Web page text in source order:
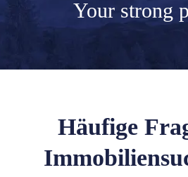
Your strong
Häufige